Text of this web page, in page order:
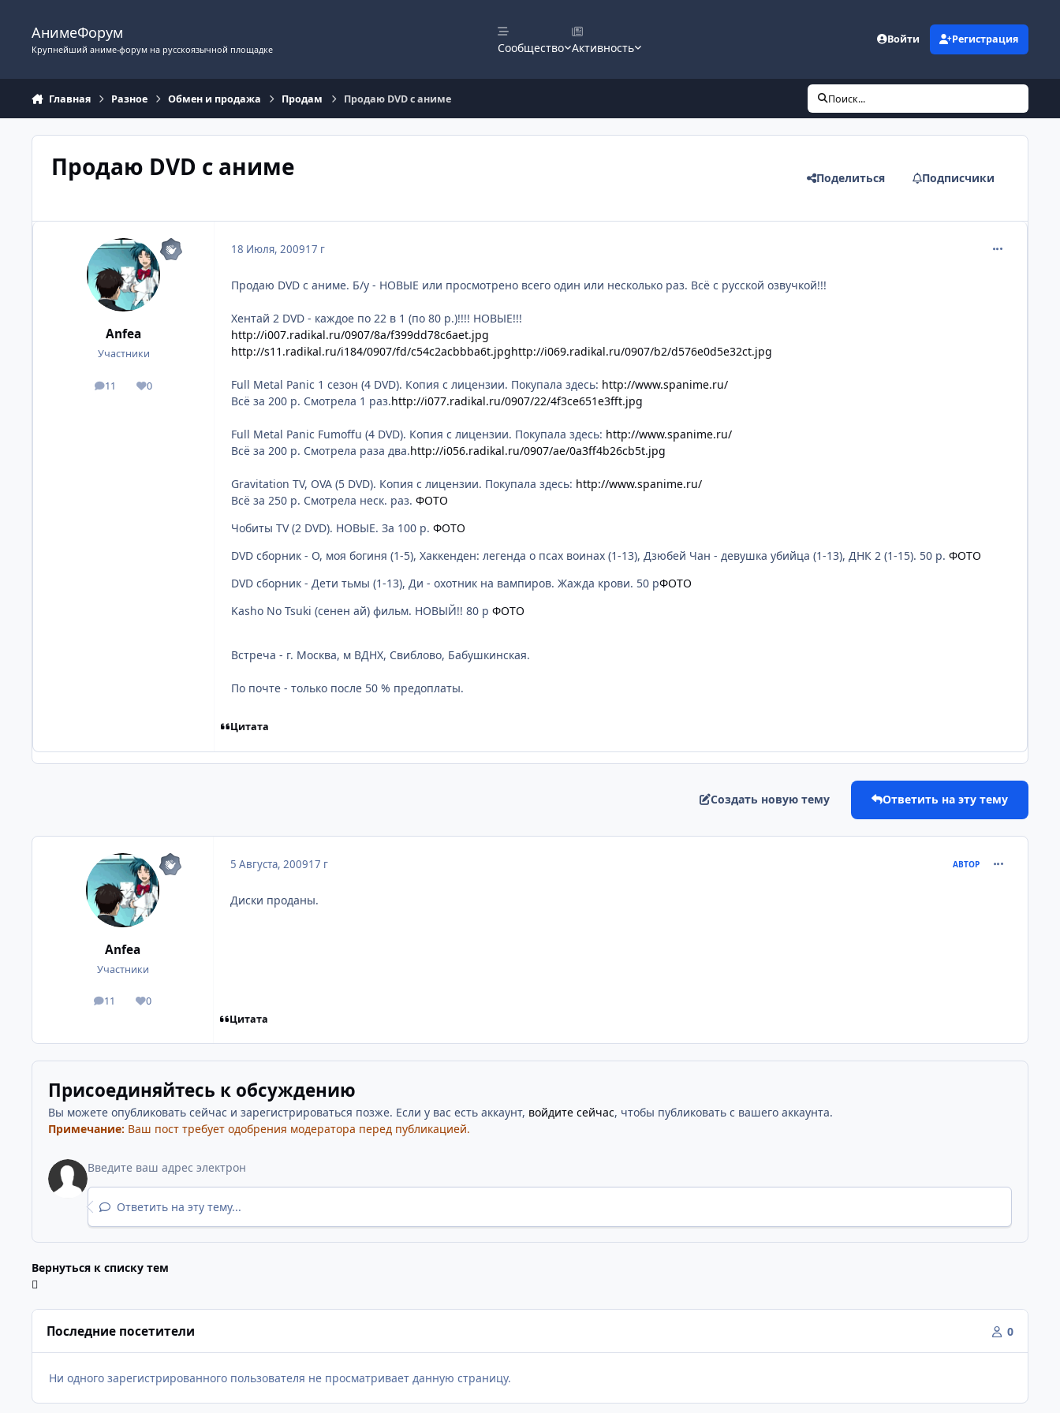
АнимеФорум
Крупнейший аниме-форум на русскоязычной площадке Сообщество Активность
Войти Регистрация
Главная Разное Обмен и продажа Продам Продаю DVD с аниме Поиск...
Продаю DVD с аниме Поделиться Подписчики
Anfea
Участники
11
посты 0
Репутация
18 Июля, 200917 г
Продаю DVD c аниме. Б/у - НОВЫЕ или просмотрено всего один или несколько раз. Всё с русской озвучкой!!!
Хентай 2 DVD - каждое по 22 в 1 (по 80 р.)!!!! НОВЫЕ!!!
http://i007.radikal.ru/0907/8a/f399dd78c6aet.jpg
http://s11.radikal.ru/i184/0907/fd/c54c2acbbba6t.jpghttp://i069.radikal.ru/0907/b2/d576e0d5e32ct.jpg
Full Metal Panic 1 сезон (4 DVD). Копия с лицензии. Покупала здесь: http://www.spanime.ru/
Всё за 200 р. Смотрела 1 раз.http://i077.radikal.ru/0907/22/4f3ce651e3fft.jpg
Full Metal Panic Fumoffu (4 DVD). Копия с лицензии. Покупала здесь: http://www.spanime.ru/
Всё за 200 р. Смотрела раза два.http://i056.radikal.ru/0907/ae/0a3ff4b26cb5t.jpg
Gravitation TV, OVA (5 DVD). Копия с лицензии. Покупала здесь: http://www.spanime.ru/
Всё за 250 р. Смотрела неск. раз. ФОТО
Чобиты TV (2 DVD). НОВЫЕ. За 100 р. ФОТО
DVD сборник - О, моя богиня (1-5), Хаккенден: легенда о псах воинах (1-13), Дзюбей Чан - девушка убийца (1-13), ДНК 2 (1-15). 50 р. ФОТО
DVD сборник - Дети тьмы (1-13), Ди - охотник на вампиров. Жажда крови. 50 рФОТО
Kasho No Tsuki (сенен ай) фильм. НОВЫЙ!! 80 р ФОТО
Встреча - г. Москва, м ВДНХ, Свиблово, Бабушкинская.
По почте - только после 50 % предоплаты.
Цитата
Создать новую тему Ответить на эту тему
Anfea
Участники
11
посты 0
Репутация
5 Августа, 200917 г АВТОР
Диски проданы.
Цитата
Присоединяйтесь к обсуждению
Вы можете опубликовать сейчас и зарегистрироваться позже. Если у вас есть аккаунт, войдите сейчас, чтобы публиковать с вашего аккаунта.
Примечание: Ваш пост требует одобрения модератора перед публикацией.
Ответить на эту тему...
Вернуться к списку тем
Последние посетители 0
Ни одного зарегистрированного пользователя не просматривает данную страницу.